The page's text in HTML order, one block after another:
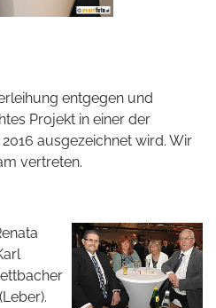
entgegen und
Projekt in einer der
ausgezeichnet wird. Wir
vertreten.